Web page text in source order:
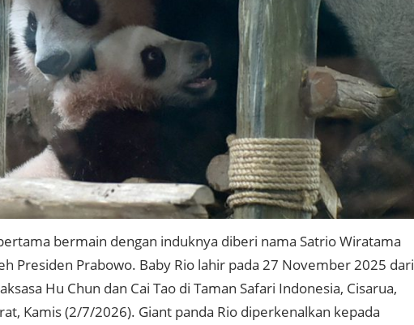
bermain dengan induknya diberi nama Satrio Wiratama
Presiden Prabowo. Baby Rio lahir pada 27 November 2025 dari
Hu Chun dan Cai Tao di Taman Safari Indonesia, Cisarua,
Kamis (2/7/2026). Giant panda Rio diperkenalkan kepada